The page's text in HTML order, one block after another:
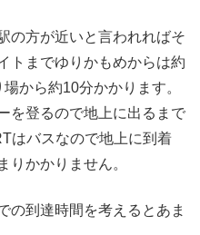
の方が近いと言われればそ
トまでゆりかもめからは約
から約10分かかります。
を登るので地上に出るまで
はバスなので地上に到着
りかかりません。
の到達時間を考えるとあま